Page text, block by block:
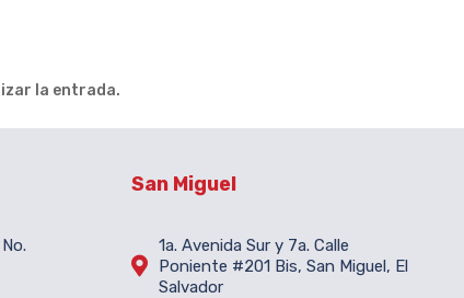
la entrada.
San Miguel

1a. Avenida Sur y 7a. Calle
Poniente #201 Bis, San Miguel, El
Salvador